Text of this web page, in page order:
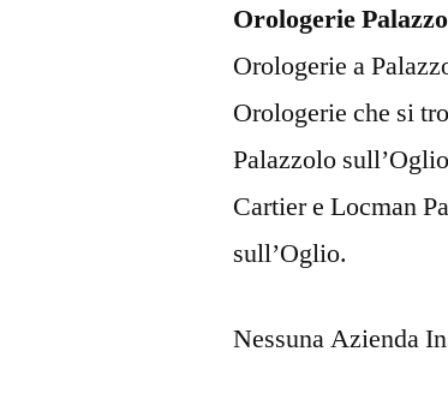
Orologerie
Orologerie a
Orologerie che si
Palazzolo
Cartier e Locman
sull’Oglio.
Nessuna Azienda